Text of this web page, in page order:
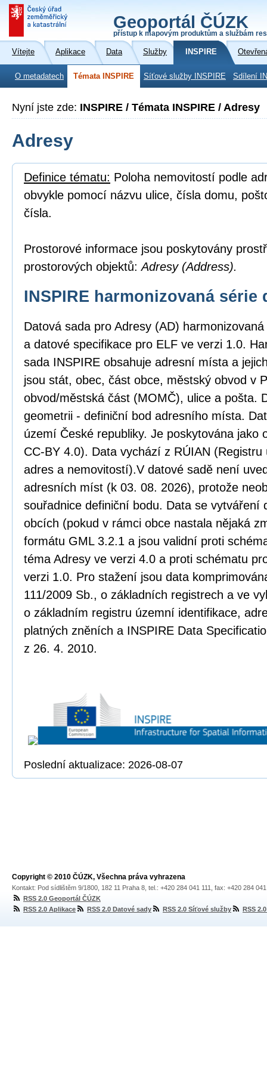
Geoportál ČÚZK
přístup k mapovým produktům a službám
Vítejte Aplikace Data Služby INSPIRE
O metadatech Témata INSPIRE Síťové služby INSPIRE Sdílení
Nyní jste zde: INSPIRE / Témata INSPIRE / Adresy
Adresy
Definice tématu: Poloha nemovitostí podle
obvykle pomocí názvu ulice, čísla domu,
čísla.
Prostorové informace jsou poskytovány
prostorových objektů:Adresy (Address).
INSPIRE harmonizovaná série
Datová sada pro Adresy (AD)
a datové specifikace pro ELF ve verzi 1.0.
sada INSPIRE obsahuje adresní místa a
jsou stát, obec, část obce, městský obvod v
obvod/městská část (MOMČ), ulice a pošta.
geometrii - definiční bod adresního místa.
území České republiky. Je poskytována jako
CC-BY 4.0). Data vychází z RÚIAN
adres a nemovitostí).V datové sadě není
adresních míst (k 03. 08. 2026), protože
souřadnice definiční bodu. Data se vytváření
obcích (pokud v rámci obce nastala nějaká
formátu GML 3.2.1 a jsou validní proti
téma Adresy ve verzi 4.0 a proti schématu
verzi 1.0. Pro stažení jsou data
111/2009 Sb., o základních registrech a ve
o základním registru územní identifikace,
platných zněních a INSPIRE Data
z 26. 4. 2010.
Poslední aktualizace: 2026-08-07
Copyright © 2010 ČÚZK, Všechna práva vyhrazena
Kontakt: Pod sídlištěm 9/1800, 182 11 Praha 8, tel.: +420 284 041 111, fax: +420 284
RSS 2.0 Geoportál ČÚZK
RSS 2.0 Aplikace
RSS 2.0 Datové sady RSS 2.0 Síťové služby RSS